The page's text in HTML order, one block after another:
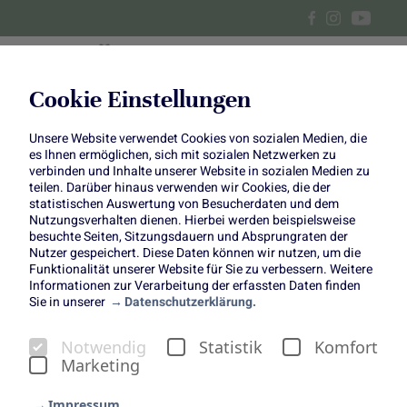
Cookie Einstellungen
Unsere Website verwendet Cookies von sozialen Medien, die
es Ihnen ermöglichen, sich mit sozialen Netzwerken zu
verbinden und Inhalte unserer Website in sozialen Medien zu
teilen. Darüber hinaus verwenden wir Cookies, die der
statistischen Auswertung von Besucherdaten und dem
Nutzungsverhalten dienen. Hierbei werden beispielsweise
besuchte Seiten, Sitzungsdauern und Absprungraten der
Nutzer gespeichert. Diese Daten können wir nutzen, um die
Funktionalität unserer Website für Sie zu verbessern. Weitere
Informationen zur Verarbeitung der erfassten Daten finden
Sie in unserer
Datenschutzerklärung.
Notwendig Statistik
Komfort
Marketing
Rote Beete Carpaccio mit Salat
Rote Bete erlebt momentan in neuen Variationen ein
wahres Comeback – übrigens ist auch Rote Beete mit
Doppel-E korrekt. Weil Rote Bete auch eines unserer
natürlich auch da mit passenden Rezepten versorgen.
Ganz einfach lässt sich das Rote Bete Carpaccio mit Salat